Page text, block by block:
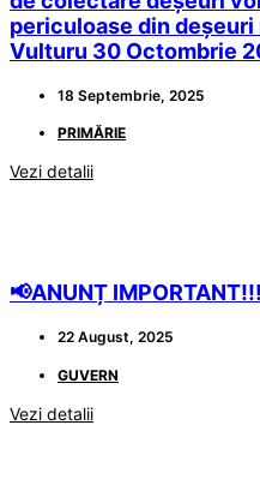
periculoase din
Vulturu 30 Octombrie
18 Septembrie, 2025
PRIMĂRIE
Vezi detalii
📢ANUNȚ
22 August, 2025
GUVERN
Vezi detalii